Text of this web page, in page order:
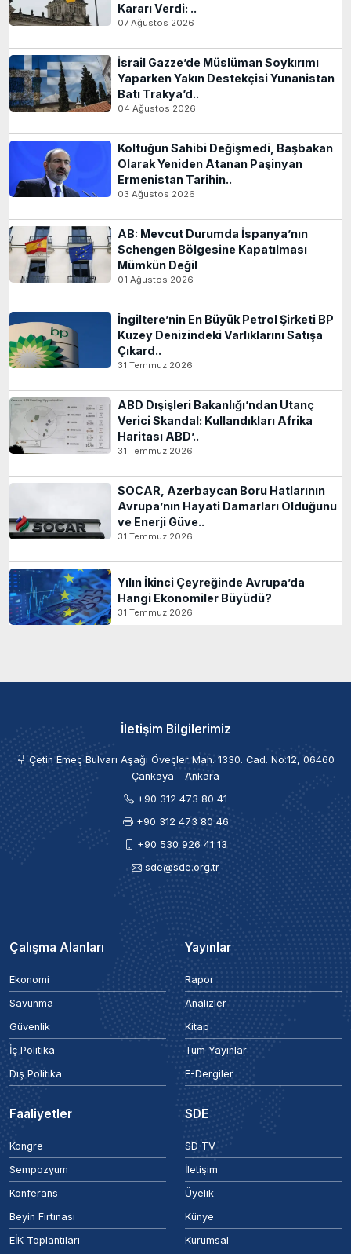
Kararı Verdi: ..
07 Ağustos 2026
İsrail Gazze’de Müslüman Soykırımı
Yaparken Yakın Destekçisi Yunanistan
Batı Trakya’d..
04 Ağustos 2026
Koltuğun Sahibi Değişmedi, Başbakan
Olarak Yeniden Atanan Paşinyan
Ermenistan Tarihin..
03 Ağustos 2026
AB: Mevcut Durumda İspanya’nın
Schengen Bölgesine Kapatılması
Mümkün Değil
01 Ağustos 2026
İngiltere’nin En Büyük Petrol Şirketi BP
Kuzey Denizindeki Varlıklarını Satışa
Çıkard..
31 Temmuz 2026
ABD Dışişleri Bakanlığı’ndan Utanç
Verici Skandal: Kullandıkları Afrika
Haritası ABD’..
31 Temmuz 2026
SOCAR, Azerbaycan Boru Hatlarının
Avrupa’nın Hayati Damarları Olduğunu
ve Enerji Güve..
31 Temmuz 2026
Yılın İkinci Çeyreğinde Avrupa’da
Hangi Ekonomiler Büyüdü?
31 Temmuz 2026
İletişim Bilgilerimiz
Çetin Emeç Bulvarı Aşağı Öveçler Mah. 1330. Cad. No:12, 06460
Çankaya - Ankara
+90 312 473 80 41
+90 312 473 80 46
+90 530 926 41 13
sde@sde.org.tr
Çalışma Alanları
Ekonomi
Savunma
Güvenlik
İç Politika
Dış Politika
Yayınlar
Rapor
Analizler
Kitap
Tüm Yayınlar
E-Dergiler
Faaliyetler
Kongre
Sempozyum
Konferans
Beyin Fırtınası
EİK Toplantıları
SDE
SD TV
İletişim
Üyelik
Künye
Kurumsal